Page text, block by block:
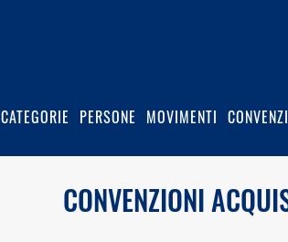
CATEGORIE PERSONE MOVIMENTI
CONVENZIONI